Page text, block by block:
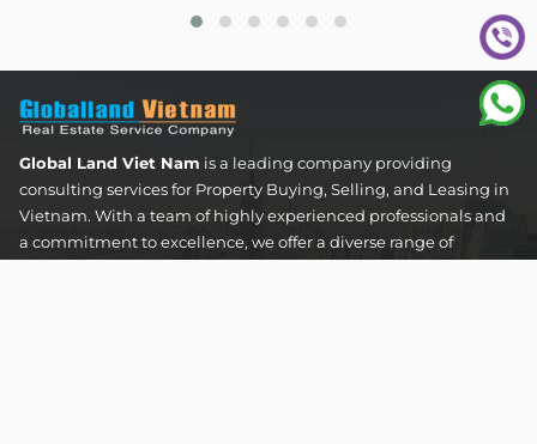
Global Land Viet Nam is a leading company providing
consulting services for Property Buying, Selling, and Leasing in
Vietnam. With a team of highly experienced professionals and
a commitment to excellence, we offer a diverse range of